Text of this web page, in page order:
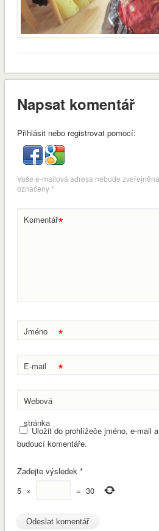
envvyuctovani_osvedceni-1-1 Stáhnout
Napsat komentář
Přihlásit nebo registrovat pomocí:
Vaše e-mailová adresa nebude zveřejněna.
označeny*
Komentář*
Jméno *
E-mail *
Webová
stránka
Uložit do prohlížeče jméno, e-mail
budoucí komentáře.
Zadejte výsledek*
5 × = 30